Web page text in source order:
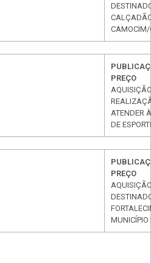
CAMOCIM/
PREÇO
ATENDER
DE
PREÇO